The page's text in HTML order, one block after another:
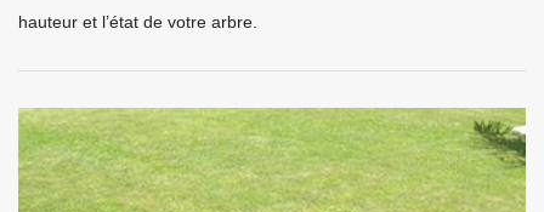
hauteur et l’état de votre arbre.